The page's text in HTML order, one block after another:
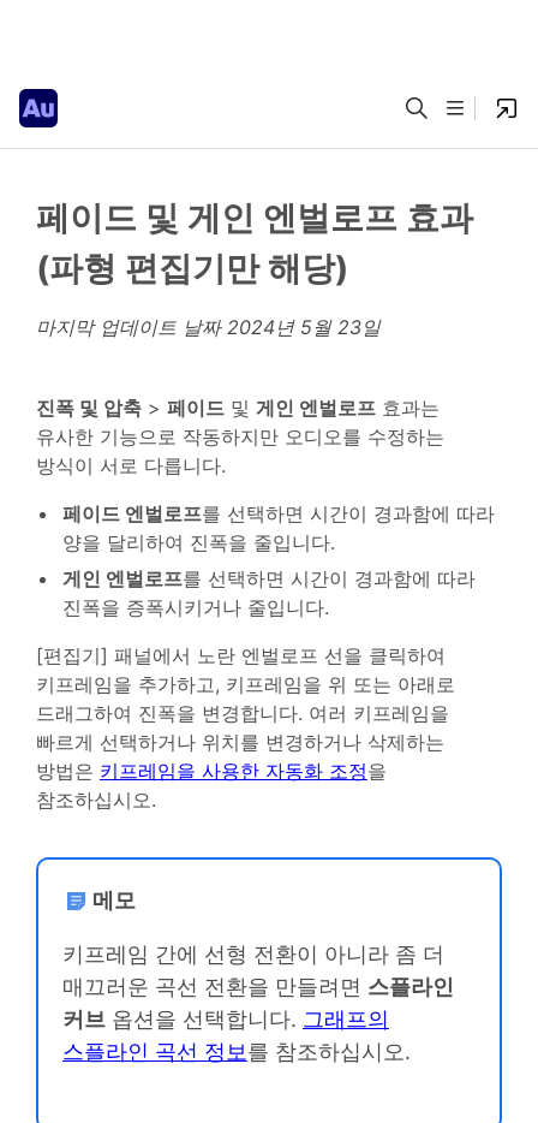
페이드 및 게인 엔벌로프 효과
(파형 편집기만 해당)
마지막 업데이트 날짜 2024년 5월 23일
진폭 및 압축 > 페이드 및 게인 엔벌로프 효과는
유사한 기능으로 작동하지만 오디오를 수정하는
방식이 서로 다릅니다.
페이드 엔벌로프를 선택하면 시간이 경과함에 따라
양을 달리하여 진폭을 줄입니다.
게인 엔벌로프를 선택하면 시간이 경과함에 따라
진폭을 증폭시키거나 줄입니다.
[편집기] 패널에서 노란 엔벌로프 선을 클릭하여
키프레임을 추가하고, 키프레임을 위 또는 아래로
드래그하여 진폭을 변경합니다. 여러 키프레임을
빠르게 선택하거나 위치를 변경하거나 삭제하는
방법은 키프레임을 사용한 자동화 조정을
참조하십시오.
메모
키프레임 간에 선형 전환이 아니라 좀 더
매끄러운 곡선 전환을 만들려면 스플라인
커브 옵션을 선택합니다. 그래프의
스플라인 곡선 정보를 참조하십시오.